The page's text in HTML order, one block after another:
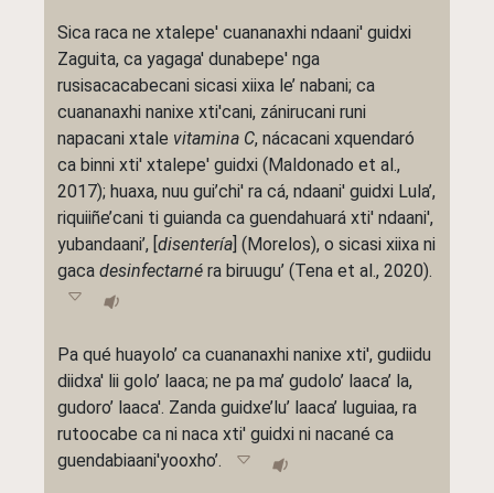
Sica raca ne xtalepe' cuananaxhi ndaani' guidxi
Zaguita, ca yagaga' dunabepe' nga
rusisacacabecani sicasi xiixa le’ nabani; ca
cuananaxhi nanixe xti'cani, zánirucani runi
napacani xtale vitamina C, nácacani xquendaró
ca binni xti' xtalepe' guidxi (Maldonado et al.,
2017); huaxa, nuu gui’chi' ra cá, ndaani' guidxi Lula’,
riquiiñe’cani ti guianda ca guendahuará xti' ndaani',
yubandaani’, [disentería] (Morelos), o sicasi xiixa ni
gaca desinfectarné ra biruugu’ (Tena et al., 2020).
Pa qué huayolo’ ca cuananaxhi nanixe xti', gudiidu
diidxa' lii golo’ laaca; ne pa ma’ gudolo’ laaca’ la,
gudoro’ laaca'. Zanda guidxe’lu’ laaca’ luguiaa, ra
rutoocabe ca ni naca xti' guidxi ni nacané ca
guendabiaani'yooxho’.